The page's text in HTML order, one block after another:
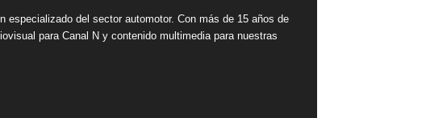
especializado del sector automotor. Con más de 15 años de
para Canal N y contenido multimedia para nuestras